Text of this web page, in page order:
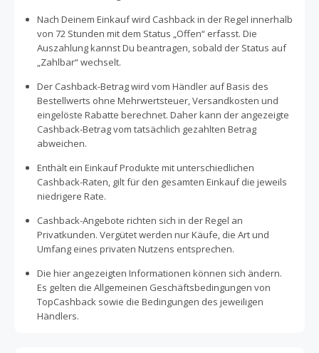
Nach Deinem Einkauf wird Cashback in der Regel innerhalb
von 72 Stunden mit dem Status „Offen“ erfasst. Die
Auszahlung kannst Du beantragen, sobald der Status auf
„Zahlbar“ wechselt.
Der Cashback-Betrag wird vom Händler auf Basis des
Bestellwerts ohne Mehrwertsteuer, Versandkosten und
eingelöste Rabatte berechnet. Daher kann der angezeigte
Cashback-Betrag vom tatsächlich gezahlten Betrag
abweichen.
Enthält ein Einkauf Produkte mit unterschiedlichen
Cashback-Raten, gilt für den gesamten Einkauf die jeweils
niedrigere Rate.
Cashback-Angebote richten sich in der Regel an
Privatkunden. Vergütet werden nur Käufe, die Art und
Umfang eines privaten Nutzens entsprechen.
Die hier angezeigten Informationen können sich ändern.
Es gelten die Allgemeinen Geschäftsbedingungen von
TopCashback sowie die Bedingungen des jeweiligen
Händlers.